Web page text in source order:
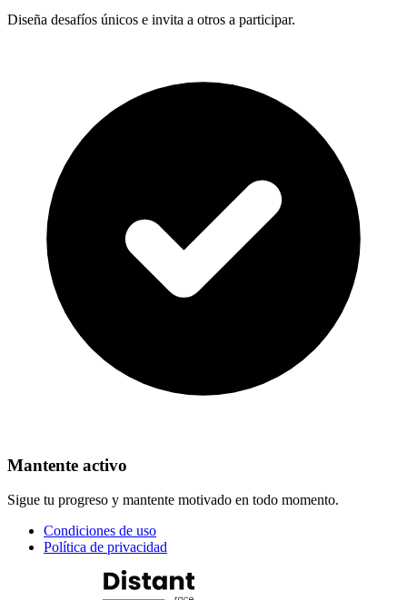
Diseña desafíos únicos e invita a otros a participar.
Mantente activo
Sigue tu progreso y mantente motivado en todo momento.
Condiciones de uso
Política de privacidad